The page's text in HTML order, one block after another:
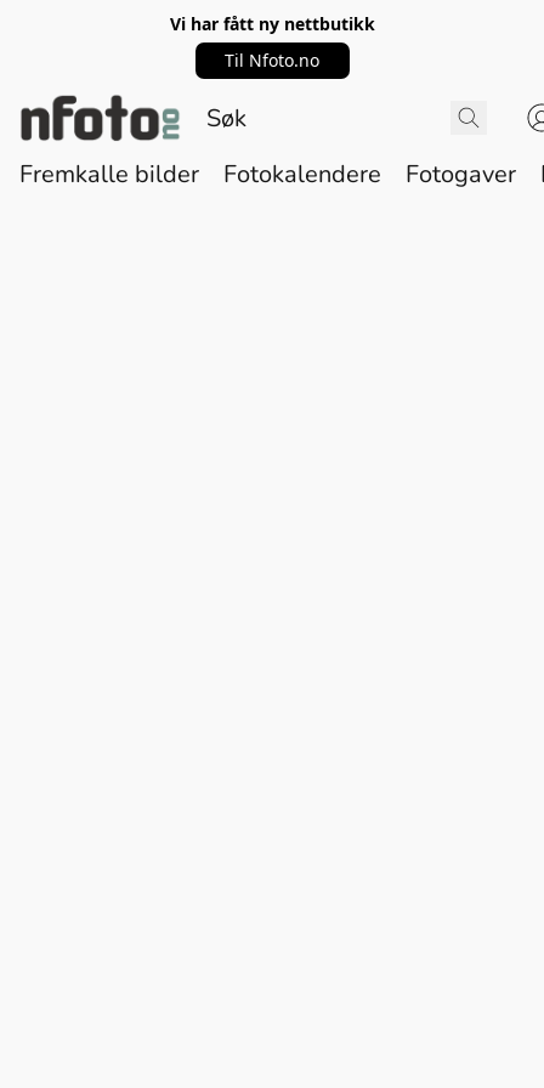
Vi har fått ny nettbutikk
Til Nfoto.no
Fremkalle bilder Fotokalendere Fotogaver